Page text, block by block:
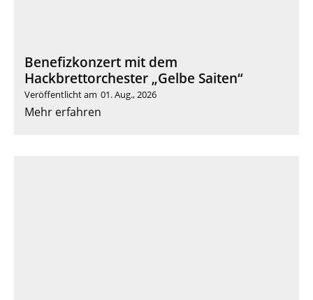
Benefizkonzert mit dem
Hackbrettorchester „Gelbe Saiten“
Veröffentlicht am 01. Aug., 2026
Mehr erfahren